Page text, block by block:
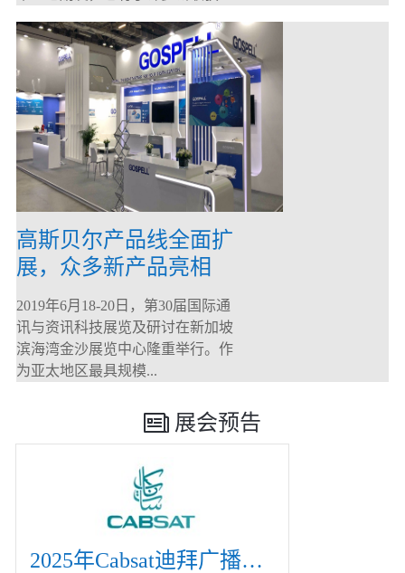
高斯贝尔产品线全面扩
展，众多新产品亮相
CommunicAsia 2019
2019年6月18-20日，第30届国际通
讯与资讯科技展览及研讨在新加坡
滨海湾金沙展览中心隆重举行。作
为亚太地区最具规模...
展会预告
2025年Cabsat迪拜广播电视展